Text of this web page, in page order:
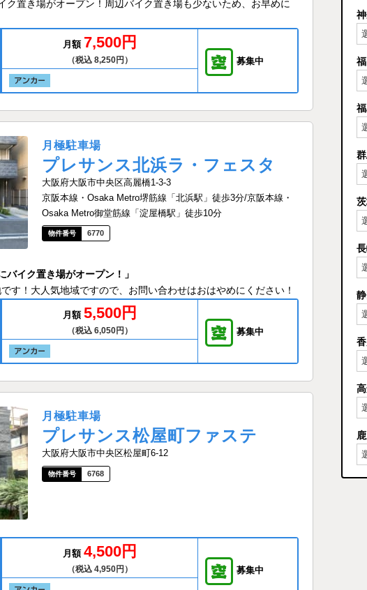
ク置き場がオープン！周辺バイク置き場も少ないため、お早めに
月額 7,500円
（税込 8,250円） 募集中
月極駐車場
プレサンス北浜ラ・フェスタ
大阪府大阪市中央区高麗橋1-3-3
京阪本線・Osaka Metro堺筋線「北浜駅」徒歩3分/京阪本線・
Osaka Metro御堂筋線「淀屋橋駅」徒歩10分
6770
バイク置き場がオープン！」
す！大人気地域ですので、お問い合わせはおはやめにください！
月額 5,500円
（税込 6,050円） 募集中
月極駐車場
プレサンス松屋町ファステ
大阪府大阪市中央区松屋町6-12
6768
月額 4,500円
（税込 4,950円） 募集中